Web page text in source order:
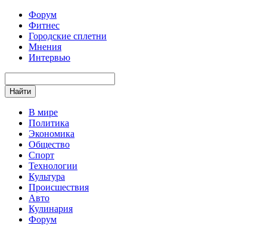
Форум
Фитнес
Городские сплетни
Мнения
Интервью
Найти
В мире
Политика
Экономика
Общество
Спорт
Технологии
Культура
Происшествия
Авто
Кулинария
Форум